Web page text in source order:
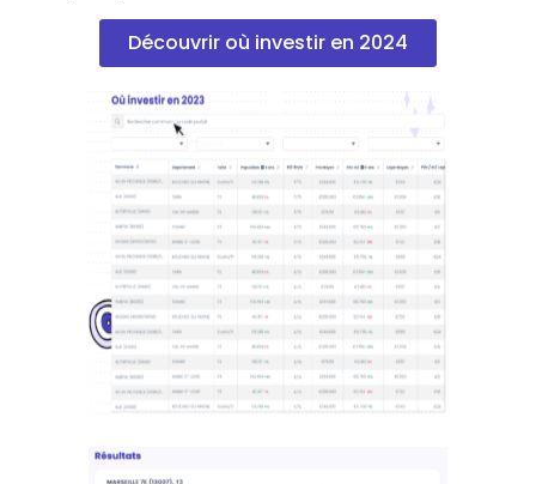
Découvrir où investir en 2024